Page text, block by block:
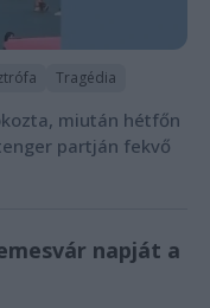
Tragédia
miután hétfőn
partján fekvő
napját a